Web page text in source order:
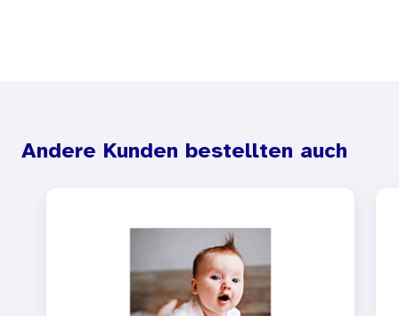
Andere Kunden bestellten auch